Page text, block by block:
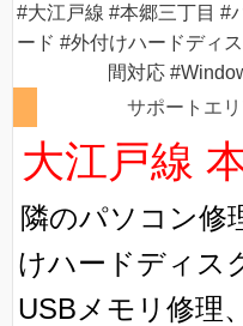
#大江戸線 #本郷三丁目 #
ード #外付けハードディ
間対応
サポートエ
大江戸線
隣のパソコン修
けハードディス
USBメモリ修理